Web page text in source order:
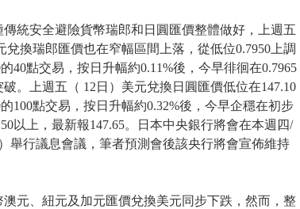
傳統安全避險貨幣瑞郎和日圓匯價整體做好，上週五
兌換瑞郎匯價也在窄幅區間上落，從低位0.7950上調
40點交易，按日升幅約0.11%後，今早徘徊在0.7965
破。上週五（ 12日）美元兌換日圓匯價低位在147.10
100點交易，按日升幅約0.32%後，今早企穩在初步
以上，最新報147.65。日本中央銀行將會在本週四/
舉行議息會議，筆者預測會後該央行將會宣佈維持
澳元、紐元及加元匯價兌換美元同步下跌，然而，整